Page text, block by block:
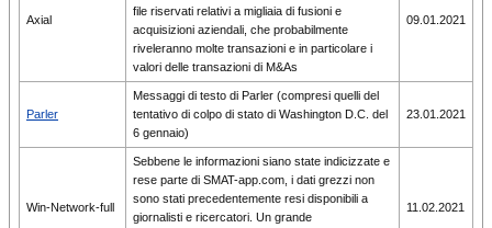
Axial
file riservati relativi a migliaia di fusioni e
acquisizioni aziendali, che probabilmente
riveleranno molte transazioni e in particolare i
valori delle transazioni di M&As
09.01.2021
Parler
Messaggi di testo di Parler (compresi quelli del
tentativo di colpo di stato di Washington D.C. del
6 gennaio)
23.01.2021
Win-Network-full
Sebbene le informazioni siano state indicizzate e
rese parte di SMAT-app.com, i dati grezzi non
sono stati precedentemente resi disponibili a
giornalisti e ricercatori. Un grande
11.02.2021